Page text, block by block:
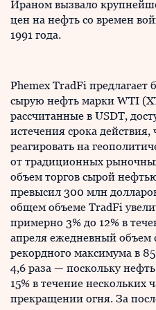
Ираном вызвало
цен на нефть со времен
1991 года.
Phemex TradFi
сырую нефть марки WTI
рассчитанные в USDT,
истечения срока
реагировать на
от традиционных
объем торгов сырой
превысил 300 млн
общем объеме TradFi
примерно 3% до 12% в
апреля ежедневный объем
рекордного максимума в
4,6 раза — поскольку
15% в течение нескольких
прекращении огня. За